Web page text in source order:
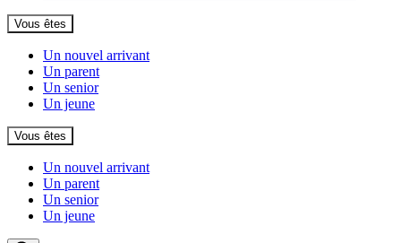
Vous êtes
Un nouvel arrivant
Un parent
Un senior
Un jeune
Vous êtes
Un nouvel arrivant
Un parent
Un senior
Un jeune